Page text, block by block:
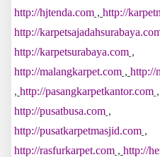
http://hjtenda.com , http://
http://
http://karpetsurabaya.com ,
http://malangkarpet.com , http://
, http://pasangkarpetkantor.com ,
http://pusatbusa.com ,
http://pusatkarpetmasjid.com ,
http://rasfurkarpet.com , http://